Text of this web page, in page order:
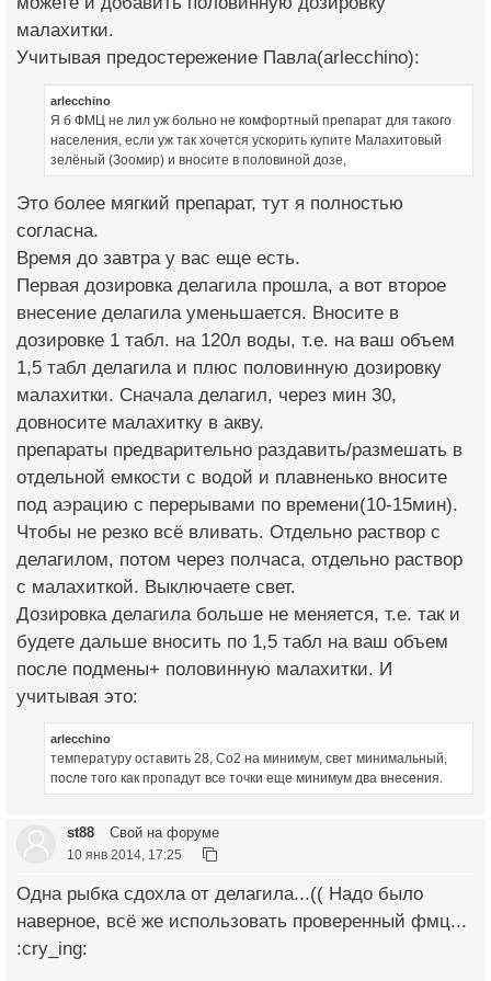
малахитки.
Учитывая предостережение Павла(arlecchino):
arlecchino
Я б ФМЦ не лил уж больно не комфортный препарат для такого
населения, если уж так хочется ускорить купите Малахитовый
зелёный (Зоомир) и вносите в половиной дозе,
Это более мягкий препарат, тут я полностью
согласна.
Время до завтра у вас еще есть.
Первая дозировка делагила прошла, а вот второе
внесение делагила уменьшается. Вносите в
дозировке 1 табл. на 120л воды, т.е. на ваш объем
1,5 табл делагила и плюс половинную дозировку
малахитки. Сначала делагил, через мин 30,
довносите малахитку в акву.
препараты предварительно раздавить/размешать в
отдельной емкости с водой и плавненько вносите
под аэрацию с перерывами по времени(10-15мин).
Чтобы не резко всё вливать. Отдельно раствор с
делагилом, потом через полчаса, отдельно раствор
с малахиткой. Выключаете свет.
Дозировка делагила больше не меняется, т.е. так и
будете дальше вносить по 1,5 табл на ваш объем
после подмены+ половинную малахитки. И
учитывая это:
arlecchino
температуру оставить 28, Со2 на минимум, свет минимальный,
после того как пропадут все точки еще минимум два внесения.
st88 Свой на форуме
10 янв 2014, 17:25
Одна рыбка сдохла от делагила...(( Надо было
наверное, всё же использовать проверенный фмц...
:cry_ing: